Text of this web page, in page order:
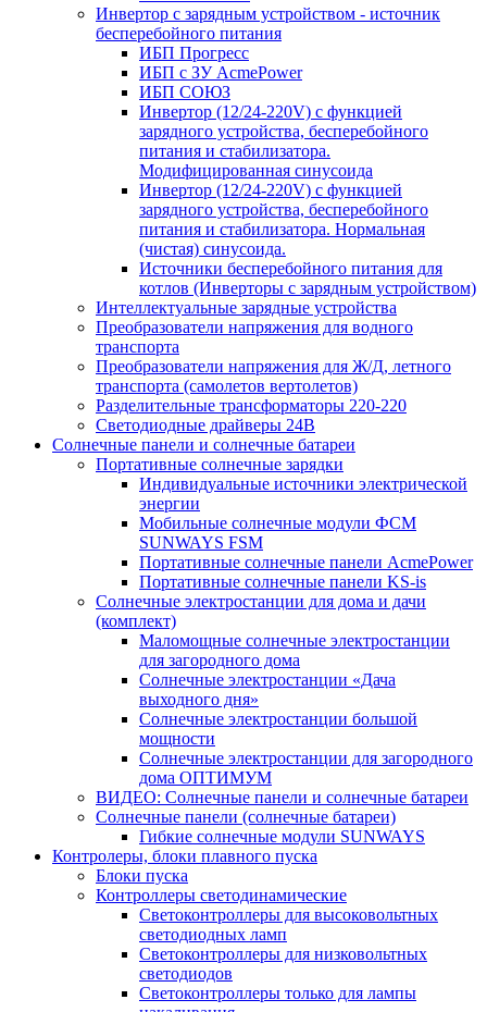
Инвертор с зарядным устройством - источник
бесперебойного питания
ИБП Прогресс
ИБП с ЗУ AcmePower
ИБП СОЮЗ
Инвертор (12/24-220V) с функцией
зарядного устройства, бесперебойного
питания и стабилизатора.
Модифицированная синусоида
Инвертор (12/24-220V) с функцией
зарядного устройства, бесперебойного
питания и стабилизатора. Нормальная
(чистая) синусоида.
Источники бесперебойного питания для
котлов (Инверторы с зарядным устройством)
Интеллектуальные зарядные устройства
Преобразователи напряжения для водного
транспорта
Преобразователи напряжения для Ж/Д, летного
транспорта (самолетов вертолетов)
Разделительные трансформаторы 220-220
Светодиодные драйверы 24В
Солнечные панели и солнечные батареи
Портативные солнечные зарядки
Индивидуальные источники электрической
энергии
Мобильные солнечные модули ФСМ
SUNWAYS FSM
Портативные солнечные панели AcmePower
Портативные солнечные панели KS-is
Солнечные электростанции для дома и дачи
(комплект)
Маломощные солнечные электростанции
для загородного дома
Солнечные электростанции «Дача
выходного дня»
Солнечные электростанции большой
мощности
Солнечные электростанции для загородного
дома ОПТИМУМ
ВИДЕО: Солнечные панели и солнечные батареи
Солнечные панели (солнечные батареи)
Гибкие солнечные модули SUNWAYS
Контролеры, блоки плавного пуска
Блоки пуска
Контроллеры светодинамические
Светоконтроллеры для высоковольтных
светодиодных ламп
Светоконтроллеры для низковольтных
светодиодов
Светоконтроллеры только для лампы